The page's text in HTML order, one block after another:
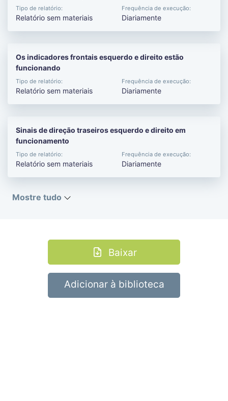
Tipo de relatório:
Relatório sem materiais
Frequência de execução:
Diariamente
Os indicadores frontais esquerdo e direito estão
funcionando
Tipo de relatório:
Relatório sem materiais
Frequência de execução:
Diariamente
Sinais de direção traseiros esquerdo e direito em
funcionamento
Tipo de relatório:
Relatório sem materiais
Frequência de execução:
Diariamente
Mostre tudo
Baixar
Adicionar à biblioteca